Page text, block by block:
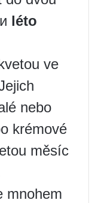
léto
ve
nebo
krémové
měsíc
mnohem